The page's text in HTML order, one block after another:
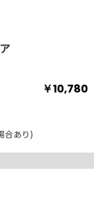
￥10,780
合あり)